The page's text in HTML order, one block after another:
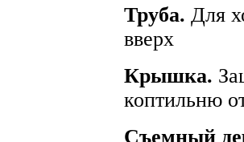
Труба. Для
вверх
Крышка.
коптильню
Съемный